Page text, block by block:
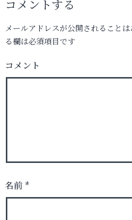
コメントする
メールアドレスが公開されることは
る欄は必須項目です
コメント
名前 *